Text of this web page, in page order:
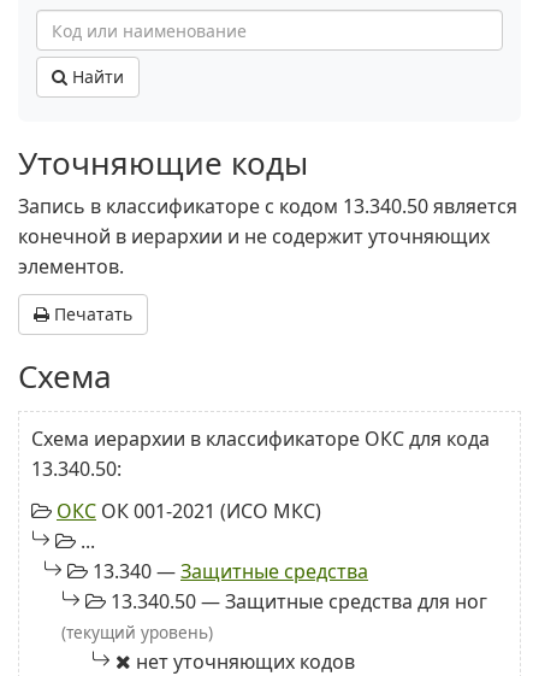
Найти
Уточняющие коды
Запись в классификаторе с кодом 13.340.50 является
конечной в иерархии и не содержит уточняющих
элементов.
Печатать
Схема
Схема иерархии в классификаторе ОКС для кода
13.340.50:
ОКС ОК 001-2021 (ИСО МКС)
...
13.340 —Защитные средства
13.340.50 — Защитные средства для ног
(текущий уровень)
нет уточняющих кодов